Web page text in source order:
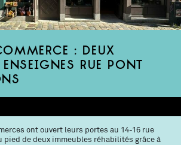
: deux
rue Pont
ont ouvert leurs portes au 14-16 rue
pied de deux immeubles réhabilités grâce à